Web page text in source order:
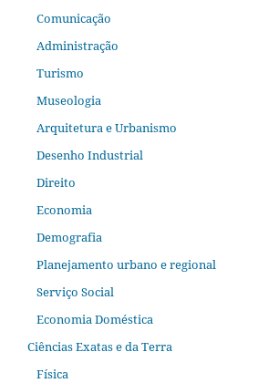
Comunicação
Administração
Turismo
Museologia
Arquitetura e Urbanismo
Desenho Industrial
Direito
Economia
Demografia
Planejamento urbano e regional
Serviço Social
Economia Doméstica
Ciências Exatas e da Terra
Física